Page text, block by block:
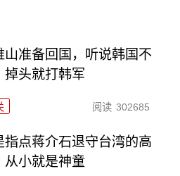
山准备回国，听说韩国不
掉头就打韩军
阅读 302685
指点蒋介石退守台湾的高
从小就是神童